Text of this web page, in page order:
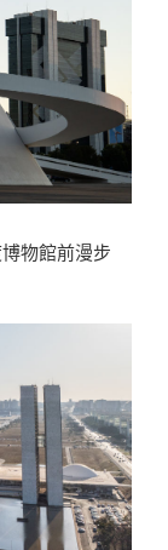
物館前漫步